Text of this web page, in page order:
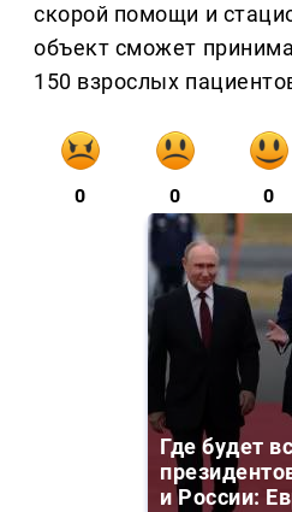
скорой помощи и
объект сможет
150 взрослых
0 0 0
Где будет
и России: